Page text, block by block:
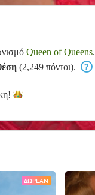
Queen of Queens.
(2,249 πόντοι).
ΔΩΡΕΆΝ